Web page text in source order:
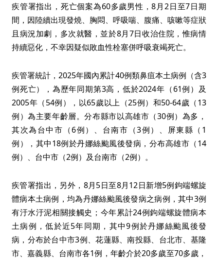
疾管署指出，死亡個案為60多歲男性，8月2日至7日期
間，因陸續出現發燒、胸悶、呼吸喘、腹痛、咳嗽等症狀
且病況加劇，多次就醫，並於8月7日收治住院，惟病情
持續惡化，不幸因疑似敗血性栓塞併呼吸衰竭死亡。
疾管署統計，2025年國內累計40例類鼻疽本土病例（含3
例死亡），為歷年同期第3高，低於2024年（61例）及
2005年（54例），以65歲以上（25例）和50-64歲（13
例）為主要年齡層。分布縣市以高雄市（30例）為多，
其次為台中市（6例）、台南市（3例）、屏東縣（1
例），其中18例於丹娜絲颱風後發病，分布高雄市（14
例）、台中市（2例）及台南市（2例）。
疾管署指出，另外，8月5日至8月12日新增5例鉤端螺旋
體病本土病例，均為丹娜絲颱風後發病之病例，其中3例
有汙水汙泥相關接觸史；今年累計24例鉤端螺旋體病本
土病例，低於近5年同期，其中9例於丹娜絲颱風後發
病，分布於台中市3例、花蓮縣、南投縣、台北市、基隆
市、嘉義縣、台南市各1例，年齡介於20多歲至70多歲，